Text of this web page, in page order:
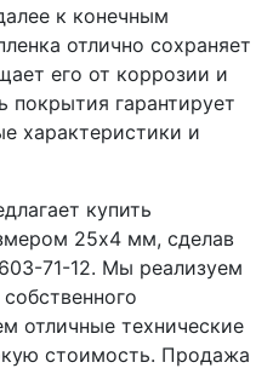
к конечным
отлично сохраняет
его от коррозии и
покрытия гарантирует
характеристики и
купить
25х4 мм, сделав
71-12. Мы реализуем
отличные технические
стоимость. Продажа